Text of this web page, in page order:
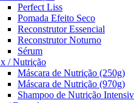
Perfect Liss
Pomada Efeito Seco
Reconstrutor Essencial
Reconstrutor Noturno
Sérum
/ Nutrição
Máscara de Nutrição (250g)
Máscara de Nutrição (970g)
Shampoo de Nutrição